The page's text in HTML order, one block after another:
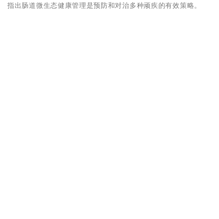
指出肠道微生态健康管理是预防和对治多种顽疾的有效策略。